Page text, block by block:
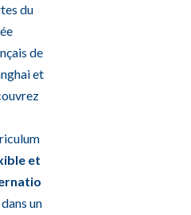
du
de
et
et
dans un